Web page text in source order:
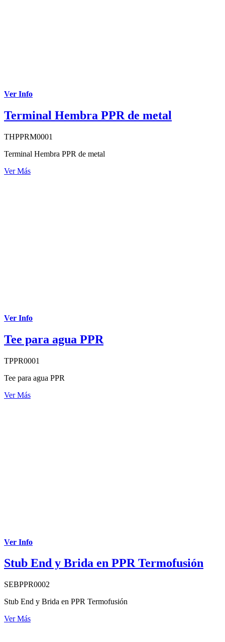
Ver Info
Terminal Hembra PPR de metal
THPPRM0001
Terminal Hembra PPR de metal
Ver Más
Ver Info
Tee para agua PPR
TPPR0001
Tee para agua PPR
Ver Más
Ver Info
Stub End y Brida en PPR Termofusión
SEBPPR0002
Stub End y Brida en PPR Termofusión
Ver Más